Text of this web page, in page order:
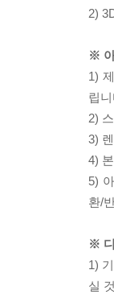
2)
※
1)
립
2)
3)
4)
5)
환/
※
1)
실